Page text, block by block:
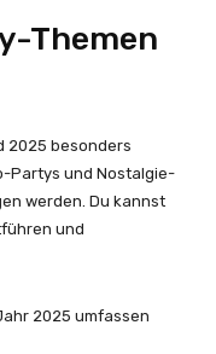
Themen
2025 besonders
Partys und Nostalgie-
werden. Du kannst
und
2025 umfassen